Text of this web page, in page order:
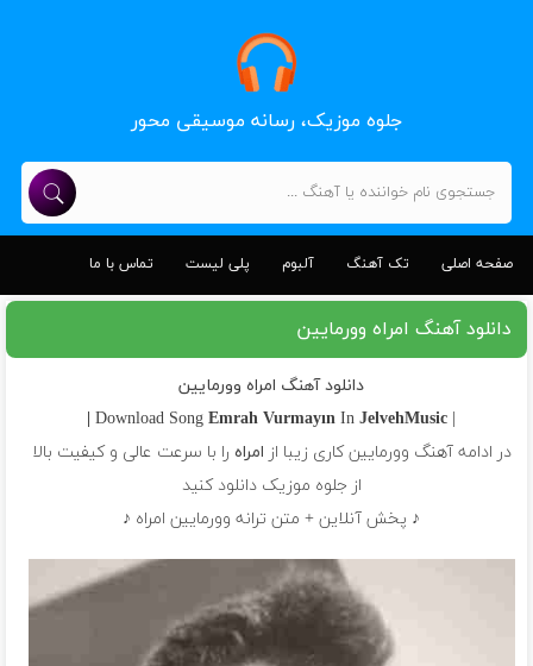
جلوه موزیک، رسانه موسیقی محور
صفحه اصلی تک آهنگ آلبوم پلی لیست تماس با ما
دانلود آهنگ امراه وورمایین
دانلود آهنگ امراه وورمایین
| Download Song
Emrah Vurmayın InJelvehMusic |
در ادامه آهنگ وورمایین کاری زیبا از امراه را با سرعت عالی و کیفیت بالا
از جلوه موزیک دانلود کنید
♪ پخش آنلاین + متن ترانه وورمایین امراه ♪